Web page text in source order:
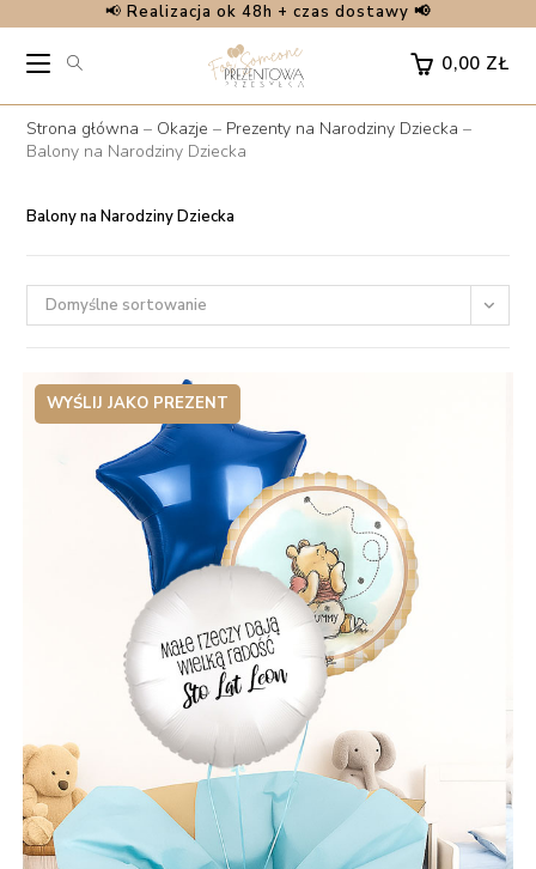
content
📢 Realizacja ok 48h + czas dostawy 📢
0,00 ZŁ
Strona główna – Okazje – Prezenty na Narodziny Dziecka –
Balony na Narodziny Dziecka
Balony na Narodziny Dziecka
Domyślne sortowanie
WYŚLIJ JAKO PREZENT